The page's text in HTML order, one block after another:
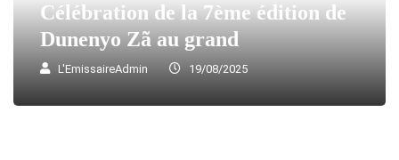
Célébration de la 7ème édition de
Dunenyo Zã au grand
L'EmissaireAdmin 19/08/2025